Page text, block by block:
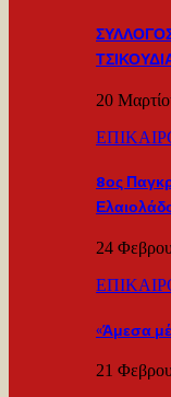
20
8ος
24
«Άμεσα
21